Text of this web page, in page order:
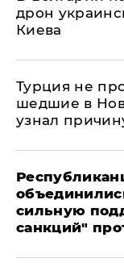
дрон
Киева
Турция не
шедшие в
узнал
сильную
санкций"